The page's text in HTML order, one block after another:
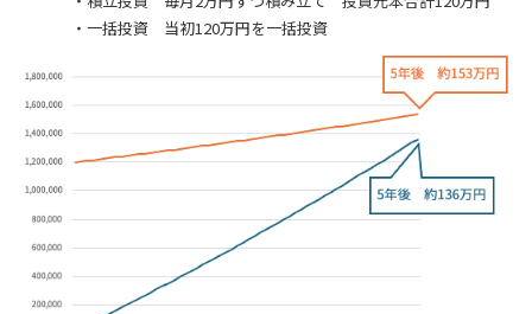
・一括投資 当初120万円を一括投資